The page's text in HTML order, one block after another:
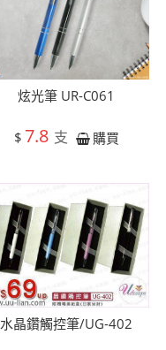
炫光筆 UR-C061
$ 7.8 支 購買
水晶鑽觸控筆/UG-402